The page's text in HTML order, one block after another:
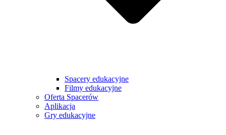
Spacery edukacyjne
Filmy edukacyjne
Oferta Spacerów
Aplikacja
Gry edukacyjne